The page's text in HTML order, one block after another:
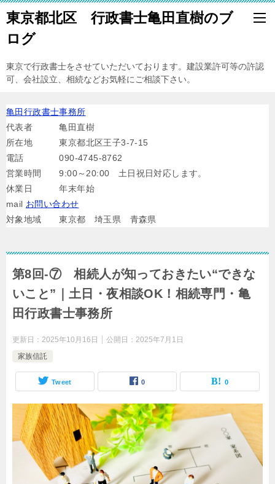
東京都北区 行政書士亀田直樹のブ
ログ
東京で行政書士をさせていただいております。建設業許可等の許認
可、会社設立、相続などお気軽にご相談下さい。
亀田行政書士事務所
代表者 亀田直樹
所在地 東京都北区王子3-7-15
電話 090-4745-8762
営業時間 9:00～20:00 土日祝日対応します。
休業日 年末年始
mail お問い合わせ
対象地域 東京都 埼玉県 青森県
第8回-⑦ 相続人が知っておきたい“できな
いこと”｜土日・夜相談OK！相続専門・亀
田行政書士事務所
更新日： 2025年10月16日 公開日： 2025年7月1日
家族信託
Tweet 0 0